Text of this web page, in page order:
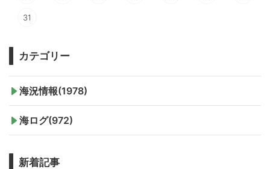
31
カテゴリー
海況情報(1978)
海ログ(972)
新着記事